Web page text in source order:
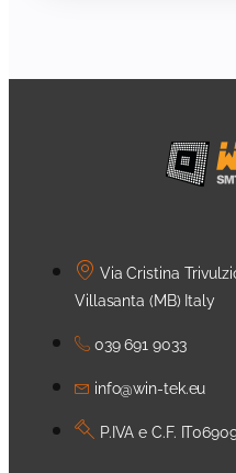
Via Cristina
Villasanta (MB) Italy
039 691 9033
info@win-tek.eu
P.IVA e C.F.